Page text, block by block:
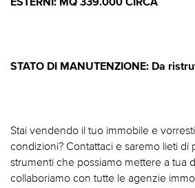
STATO DI MANUTENZIONE: Da
Stai vendendo il tuo immobile e
condizioni? Contattaci e saremo lieti di
strumenti che possiamo mettere a tua
collaboriamo con tutte le agenzie